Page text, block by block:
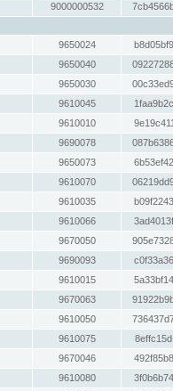
9000000532
9650024
9650040
9650030
9610045
9610010
9690078
9650073
9610070
9610035
9610066
9670050
9690093
9610015
9670063
9610050
9610075
9670046
9610080